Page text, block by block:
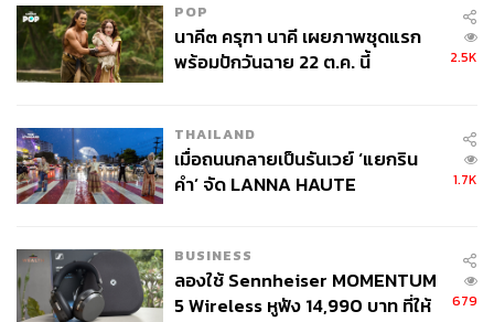
POP
นาคี๓ ครุฑา นาคี เผยภาพชุดแรก
พร้อมปักวันฉาย 22 ต.ค. นี้
2.5K
THAILAND
เมื่อถนนกลายเป็นรันเวย์ ‘แยกริน
คำ’ จัด LANNA HAUTE
1.7K
BUSINESS
ลองใช้ Sennheiser MOMENTUM
5 Wireless หูฟัง 14,990 บาท ที่ให้
679